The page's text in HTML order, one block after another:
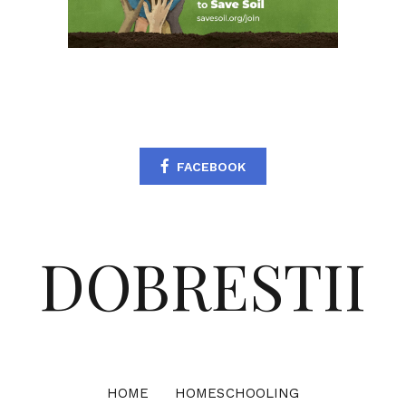
FACEBOOK
DOBRESTII
HOME HOMESCHOOLING